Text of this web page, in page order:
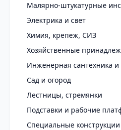
Малярно-штукатурные
Электрика и свет
Химия, крепеж, СИЗ
Хозяйственные
Инженерная сантехника
Сад и огород
Лестницы, стремянки
Подставки и рабочие
Специальные